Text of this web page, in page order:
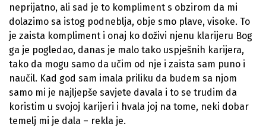
neprijatno, ali sad je to kompliment s obzirom da mi
dolazimo sa istog podneblja, obje smo plave, visoke. To
je zaista kompliment i onaj ko doživi njenu klarijeru Bog
ga je pogledao, danas je malo tako uspješnih karijera,
tako da mogu samo da učim od nje i zaista sam puno i
naučil. Kad god sam imala priliku da budem sa njom
samo mi je najljepše savjete davala i to se trudim da
koristim u svojoj karijeri i hvala joj na tome, neki dobar
temelj mi je dala – rekla je.